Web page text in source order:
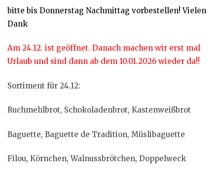
bitte bis Donnerstag Nachmittag vorbestellen! Vielen
Dank
Am 24.12. ist geöffnet. Danach machen wir erst mal
Urlaub und sind dann ab dem 10.01.2026 wieder da!!
Sortiment für 24.12:
Ruchmehlbrot, Schokoladenbrot, Kastenweißbrot
Baguette, Baguette de Tradition, Müslibaguette
Filou, Körnchen, Walnussbrötchen, Doppelweck